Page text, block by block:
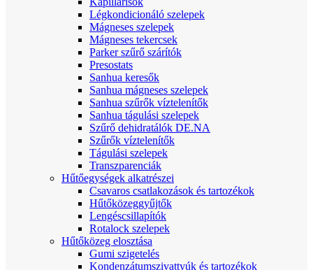
Légkondicionáló szelepek
Mágneses szelepek
Mágneses tekercsek
Parker szűrő szárítók
Presostats
Sanhua keresők
Sanhua mágneses szelepek
Sanhua szűrők víztelenítők
Sanhua tágulási szelepek
Szűrő dehidratálók DE.NA
Szűrők víztelenítők
Tágulási szelepek
Transzparenciák
Hűtőegységek alkatrészei
Csavaros csatlakozások és tartozékok
Hűtőközeggyűjtők
Lengéscsillapítók
Rotalock szelepek
Hűtőközeg elosztása
Gumi szigetelés
Kondenzátumszivattyúk és tartozékok